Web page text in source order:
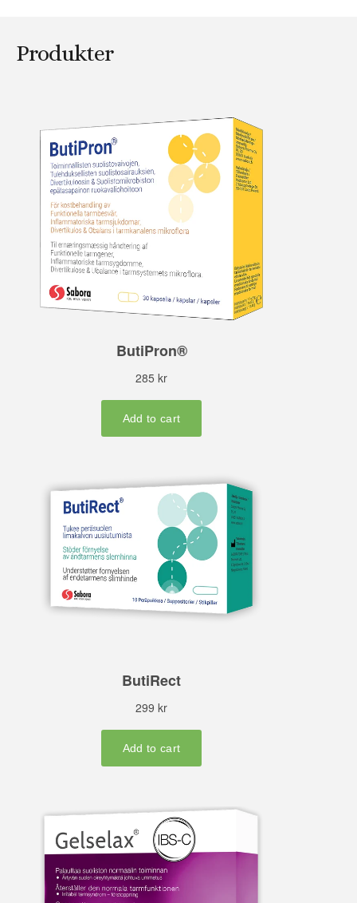
Produkter